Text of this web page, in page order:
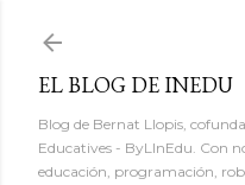
EL BLOG DE INEDU
Blog de Bernat Llopis,
Educatives - ByLInEdu. Con
educación, programación,